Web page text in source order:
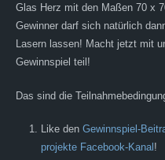
Glas Herz mit den Maßen 70 x
Gewinner darf sich natürlich
Lasern lassen! Macht jetzt mit
Gewinnspiel teil!
Das sind die
Like den Gewinnspiel-
projekte Facebook-Kanal !